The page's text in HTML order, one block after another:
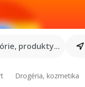
produkty...
Drogéria, kozmetika